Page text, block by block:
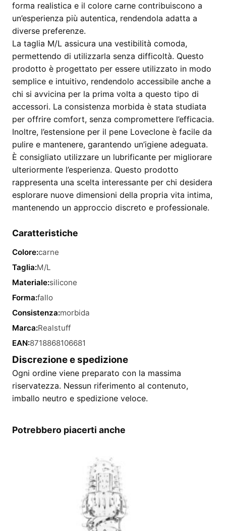
forma realistica e il colore carne contribuiscono a
un’esperienza più autentica, rendendola adatta a
diverse preferenze.
La taglia M/L assicura una vestibilità comoda,
permettendo di utilizzarla senza difficoltà. Questo
prodotto è progettato per essere utilizzato in modo
semplice e intuitivo, rendendolo accessibile anche a
chi si avvicina per la prima volta a questo tipo di
accessori. La consistenza morbida è stata studiata
per offrire comfort, senza compromettere l’efficacia.
Inoltre, l’estensione per il pene Loveclone è facile da
pulire e mantenere, garantendo un’igiene adeguata.
È consigliato utilizzare un lubrificante per migliorare
ulteriormente l’esperienza. Questo prodotto
rappresenta una scelta interessante per chi desidera
esplorare nuove dimensioni della propria vita intima,
mantenendo un approccio discreto e professionale.
Caratteristiche
Colore:carne
Taglia:M/L
Materiale:silicone
Forma:fallo
Consistenza:morbida
Marca:Realstuff
EAN:8718868106681
Discrezione e spedizione
Ogni ordine viene preparato con la massima
riservatezza. Nessun riferimento al contenuto,
imballo neutro e spedizione veloce.
Potrebbero piacerti anche